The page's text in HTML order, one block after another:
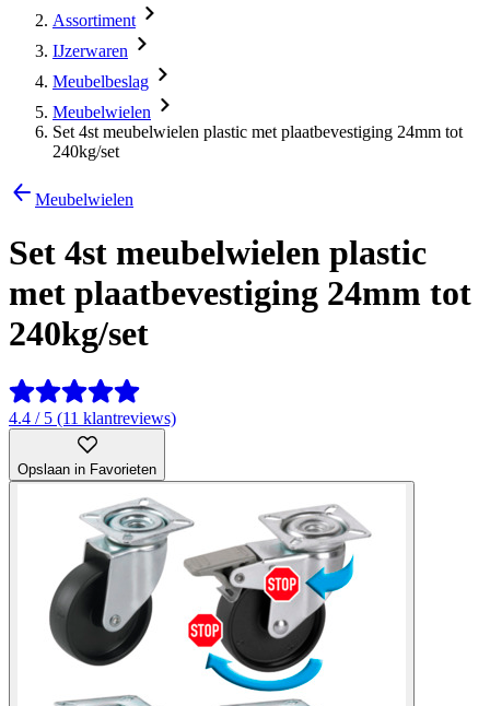
Assortiment
IJzerwaren
Meubelbeslag
Meubelwielen
Set 4st meubelwielen plastic met plaatbevestiging 24mm tot
240kg/set
Meubelwielen
Set 4st meubelwielen plastic
met plaatbevestiging 24mm tot
240kg/set
4.4 / 5 (11 klantreviews)
Opslaan in Favorieten